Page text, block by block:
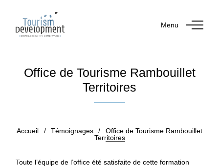
Menu
Office de Tourisme Rambouillet
Territoires
Accueil / Témoignages /
Office de Tourisme Rambouillet
Territoires
Toute l’équipe de l’office été satisfaite de cette formation